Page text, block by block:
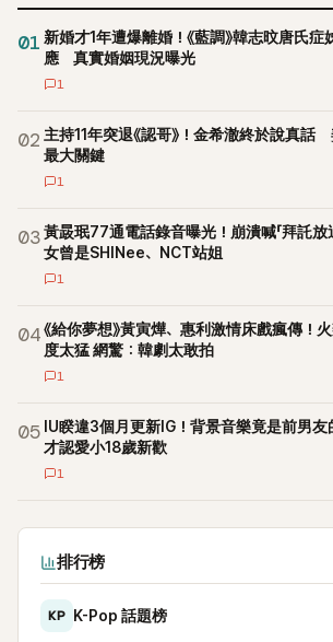
01 新婚才1年遭爆離婚！《藍調》韓志旼唐氏症
應 真實婚姻現況曝光
1
02 主持11年突退《認哥》！金希澈終於說真話
最大關鍵
1
03黃晸珉77通電話錄音曝光！崩潰喊「拜託放
女曾是SHINee、NCT站姐
1
04《給你夢想》黃寅燁、惠利激情床戲瘋傳！
度太猛 網驚：韓劇太敢拍
1
05 IU睽違3個月更新IG！背景音樂竟是前男友
才認愛小18歲新歡
1
排行榜
KP K-Pop 話題榜